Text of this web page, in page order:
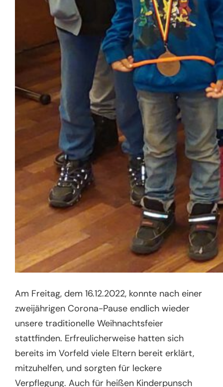
Am Freitag, dem 16.12.2022, konnte nach einer
zweijährigen Corona-Pause endlich wieder
unsere traditionelle Weihnachtsfeier
stattfinden. Erfreulicherweise hatten sich
bereits im Vorfeld viele Eltern bereit erklärt,
mitzuhelfen, und sorgten für leckere
Verpflegung. Auch für heißen Kinderpunsch